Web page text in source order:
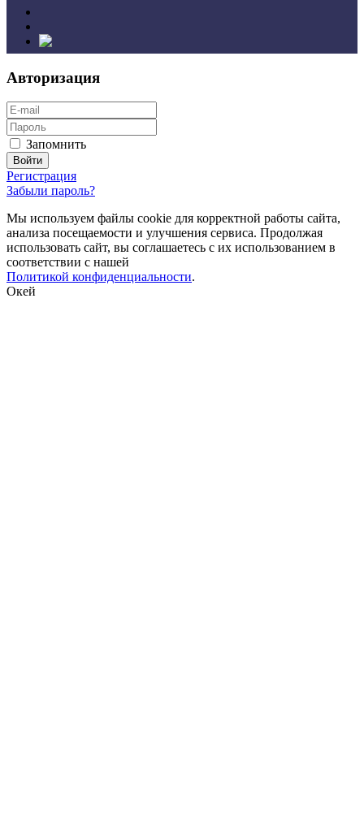
Авторизация
Запомнить
Регистрация
Забыли пароль?
Мы используем файлы cookie для корректной работы сайта,
анализа посещаемости и улучшения сервиса. Продолжая
использовать сайт, вы соглашаетесь с их использованием в
соответствии с нашей
Политикой конфиденциальности.
Окей